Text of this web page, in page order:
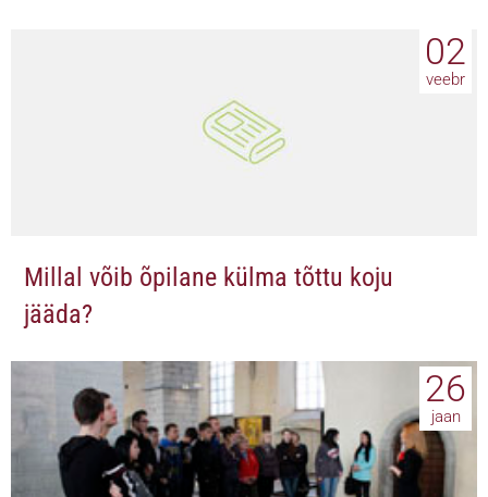
02
veebr
Millal võib õpilane külma tõttu koju
jääda?
26
jaan